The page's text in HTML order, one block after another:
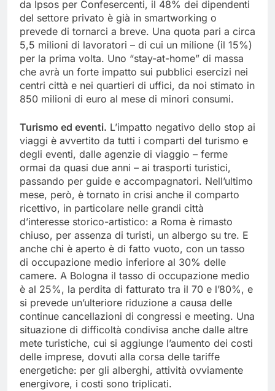
da Ipsos per Confesercenti, il 48% dei dipendenti
del settore privato è già in smartworking o
prevede di tornarci a breve. Una quota pari a circa
5,5 milioni di lavoratori – di cui un milione (il 15%)
per la prima volta. Uno “stay-at-home” di massa
che avrà un forte impatto sui pubblici esercizi nei
centri città e nei quartieri di uffici, da noi stimato in
850 milioni di euro al mese di minori consumi.
Turismo ed eventi. L’impatto negativo dello stop ai
viaggi è avvertito da tutti i comparti del turismo e
degli eventi, dalle agenzie di viaggio – ferme
ormai da quasi due anni – ai trasporti turistici,
passando per guide e accompagnatori. Nell’ultimo
mese, però, è tornato in crisi anche il comparto
ricettivo, in particolare nelle grandi città
d’interesse storico-artistico: a Roma è rimasto
chiuso, per assenza di turisti, un albergo su tre. E
anche chi è aperto è di fatto vuoto, con un tasso
di occupazione medio inferiore al 30% delle
camere. A Bologna il tasso di occupazione medio
è al 25%, la perdita di fatturato tra il 70 e l’80%, e
si prevede un’ulteriore riduzione a causa delle
continue cancellazioni di congressi e meeting. Una
situazione di difficoltà condivisa anche dalle altre
mete turistiche, cui si aggiunge l’aumento dei costi
delle imprese, dovuti alla corsa delle tariffe
energetiche: per gli alberghi, attività ovviamente
energivore, i costi sono triplicati.